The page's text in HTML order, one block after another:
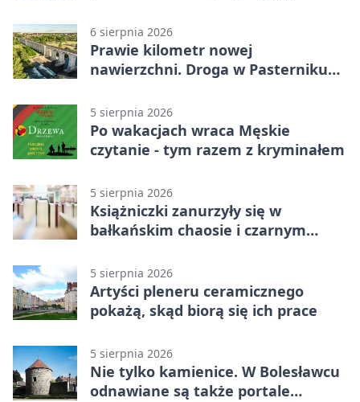
6 sierpnia 2026
Prawie kilometr nowej
nawierzchni. Droga w Pasterniku
5 sierpnia 2026
Po wakacjach wraca Męskie
czytanie - tym razem z kryminałem
5 sierpnia 2026
Książniczki zanurzyły się w
bałkańskim chaosie i czarnym
5 sierpnia 2026
Artyści pleneru ceramicznego
pokażą, skąd biorą się ich prace
5 sierpnia 2026
Nie tylko kamienice. W Bolesławcu
odnawiane są także portale